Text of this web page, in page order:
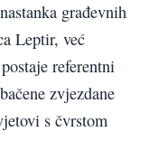
građevnih
Leptir, već
referentni
zvjezdane
s čvrstom